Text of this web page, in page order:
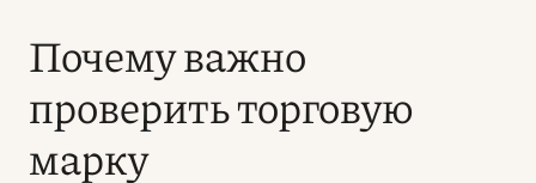
Почему важно
проверить торговую
марку